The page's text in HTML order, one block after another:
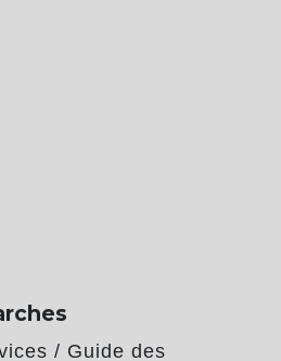
/ Guide des